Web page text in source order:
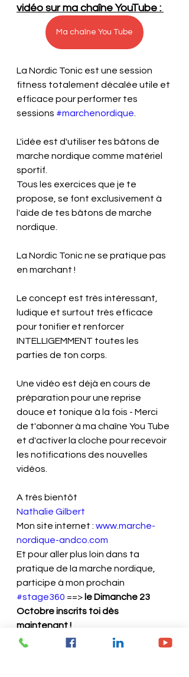
vidéo sur ma chaîne YouTube :
Ma chaîne You Tube
La Nordic Tonic est une session
fitness totalement décalée utile et
efficace pour performer tes
sessions #marchenordique
L'idée est d'utiliser tes bâtons de
marche nordique comme matériel
sportif.
Tous les exercices que je te
propose, se font exclusivement à
l'aide de tes bâtons de marche
nordique.
La Nordic Tonic ne se pratique pas
en marchant !
Le concept est très intéressant,
ludique et surtout très efficace
pour tonifier et renforcer
INTELLIGEMMENT toutes les
parties de ton corps.
Une vidéo est déjà en cours de
préparation pour une reprise
douce et tonique à la fois - Merci
de t'abonner à ma chaîne You Tube
et d'activer la cloche pour recevoir
les notifications des nouvelles
vidéos.
A très bientôt
Nathalie Gilbert
Mon site internet : www.marche-
nordique-andco.com
Et pour aller plus loin dans ta
pratique de la marche nordique,
participe à mon prochain
#stage360 ==> le Dimanche 23
Octobre inscrits toi dès
maintenant !
marche nordiquenathalie gilbert